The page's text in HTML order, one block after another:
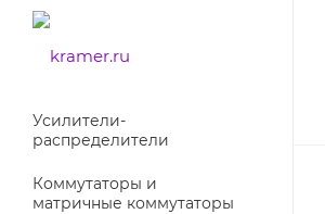
Усилители-
раcпределители
Коммутаторы и
матричные коммутаторы